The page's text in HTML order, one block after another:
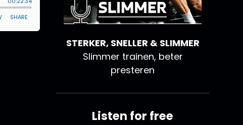
STERKER, SNELLER & SLIMMER
Slimmer trainen, beter
presteren
Listen for free